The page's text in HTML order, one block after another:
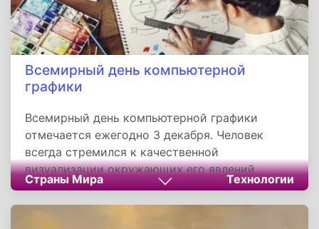
Всемирный день компьютерной
графики
Всемирный день компьютерной графики
отмечается ежегодно 3 декабря. Человек
всегда стремился к качественной
визуализации окружающих его явлений.
Киноленты, мультфильмы, тематические
видеоролики - все это не обходится без
Страны Мира Технологии